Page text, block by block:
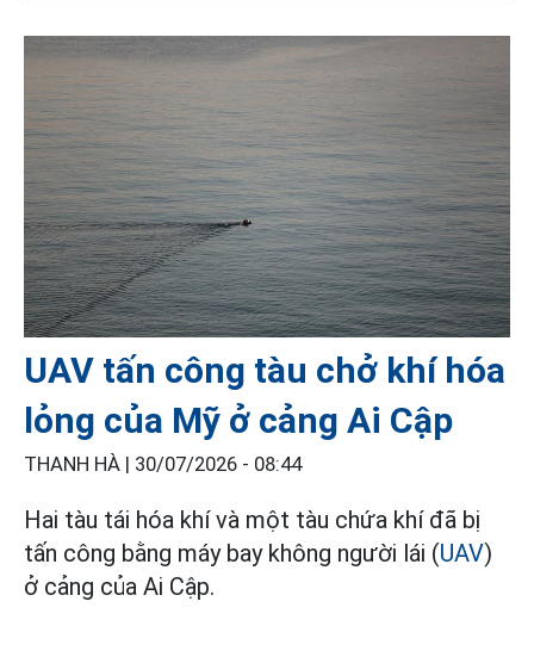
UAV tấn công tàu chở khí hóa
lỏng của Mỹ ở cảng Ai Cập
THANH HÀ | 30/07/2026 - 08:44
Hai tàu tái hóa khí và một tàu chứa khí đã bị
tấn công bằng máy bay không người lái (UAV)
ở cảng của Ai Cập.